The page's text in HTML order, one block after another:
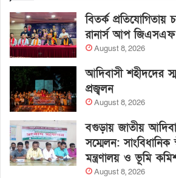
বিতর্ক প্রতিযোগিতায়
রানার্স আপ জিএসএফ
August 8, 2026
আদিবাসী শহীদদের
প্রজ্বলন
August 8, 2026
বগুড়ায় জাতীয়
সম্মেলন:
মন্ত্রণালয় ও ভূমি
August 8, 2026